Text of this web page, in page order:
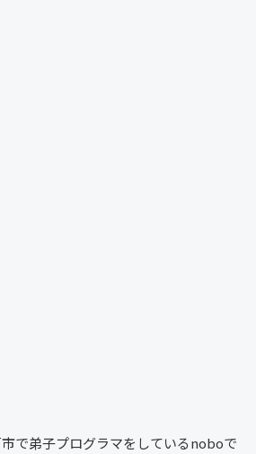
で弟子プログラマをしているnoboで